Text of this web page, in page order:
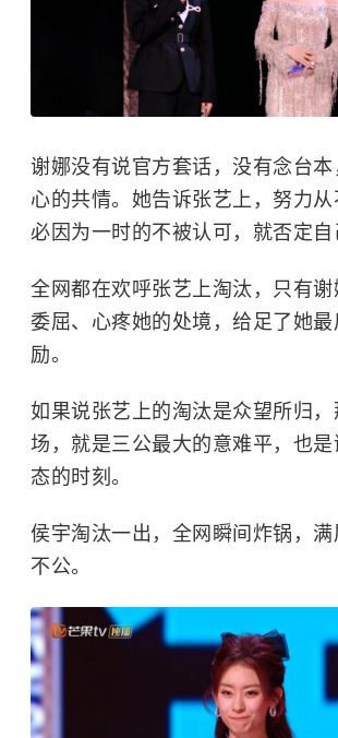
谢娜没有说官方套话，没有念台
心的共情。她告诉张艺上，努力
必因为一时的不被认可，就否定自
全网都在欢呼张艺上淘汰，只有
委屈、心疼她的处境，给足了她
励。
如果说张艺上的淘汰是众望所归
场，就是三公最大的意难平，也
态的时刻。
侯宇淘汰一出，全网瞬间炸锅，满
不公。